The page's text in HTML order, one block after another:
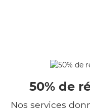
50% de
Nos services